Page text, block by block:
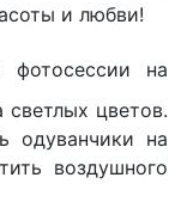
и любви!
на
цветов.
одуванчики на
воздушного